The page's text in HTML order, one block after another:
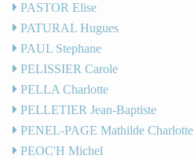
PASTOR Elise
PATURAL Hugues
PAUL Stephane
PELISSIER Carole
PELLA Charlotte
PELLETIER Jean-Baptiste
PENEL-PAGE Mathilde Charlotte
PEOC'H Michel